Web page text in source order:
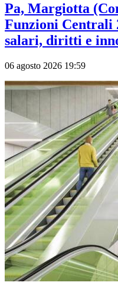
Pa, Margiotta
Funzioni Centrali
salari, diritti e
06 agosto 2026 19:59